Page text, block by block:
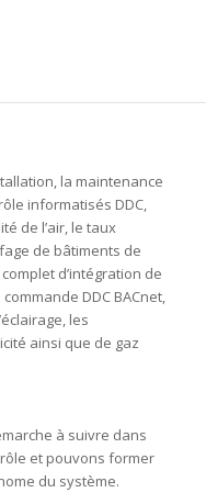
la maintenance
informatisés DDC,
de l’air, le taux
de bâtiments de
d’intégration de
DDC BACnet,
les
ainsi que de gaz
à suivre dans
et pouvons former
du système.